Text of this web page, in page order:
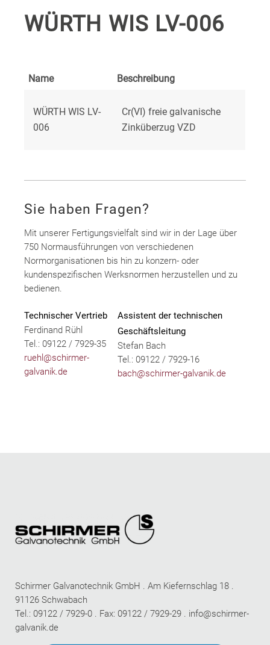
WÜRTH WIS LV-006
Name Beschreibung
WÜRTH WIS LV-
006
Cr(VI) freie galvanische
Zinküberzug VZD
Sie haben Fragen?
Mit unserer Fertigungsvielfalt sind wir in der Lage über
750 Normausführungen von verschiedenen
Normorganisationen bis hin zu konzern- oder
kundenspezifischen Werksnormen herzustellen und zu
bedienen.
Technischer Vertrieb
Ferdinand Rühl
Tel.: 09122 / 7929-35
ruehl@schirmer-
galvanik.de
Assistent der technischen
Geschäftsleitung
Stefan Bach
Tel.: 09122 / 7929-16
bach@schirmer-galvanik.de
Schirmer Galvanotechnik GmbH . Am Kiefernschlag 18 .
91126 Schwabach
Tel.: 09122 / 7929-0 . Fax: 09122 / 7929-29 . info@schirmer-
galvanik.de